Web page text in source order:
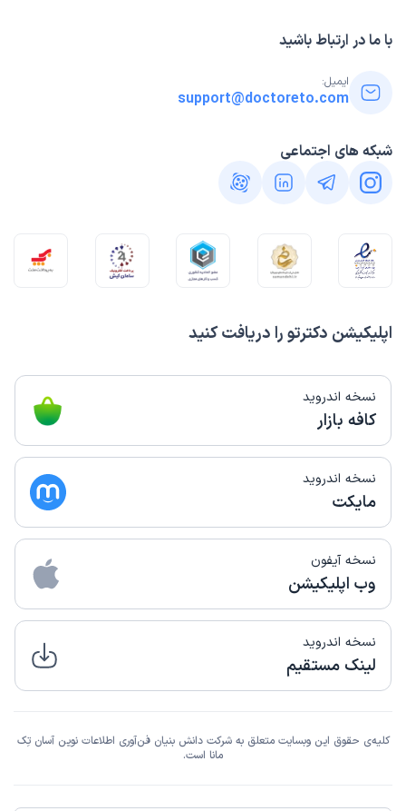
اپلیکیشن دکترتو را دریافت کنید
نسخه اندروید
کافه بازار
نسخه اندروید
مایکت
نسخه آیفون
وب اپلیکیشن
نسخه اندروید
لینک مستقیم
با ما در ارتباط باشید
ایمیل:
support@doctoreto.com
شبکه های اجتماعی
کلیه‌ی حقوق این وبسایت متعلق به شرکت دانش بنیان فن‌آوری اطلاعات نوین آسان تِک
مانا است.